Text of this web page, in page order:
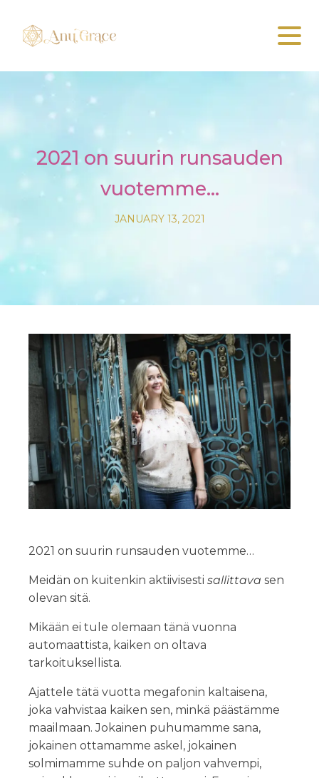
2021 on suurin runsauden
vuotemme…
JANUARY 13, 2021
2021 on suurin runsauden vuotemme…
Meidän on kuitenkin aktiivisesti sallittava sen
olevan sitä.
Mikään ei tule olemaan tänä vuonna
automaattista, kaiken on oltava
tarkoituksellista.
Ajattele tätä vuotta megafonin kaltaisena,
joka vahvistaa kaiken sen, minkä päästämme
maailmaan. Jokainen puhumamme sana,
jokainen ottamamme askel, jokainen
solmimamme suhde on paljon vahvempi,